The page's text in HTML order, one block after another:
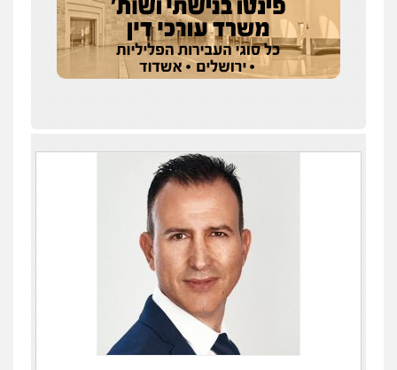
0505216700
אייל בן שושן, עורך דין פלילי
פלילי מעצרים וחקירות פשיעה חמורה
נוער רישום פלילי
0522763105
עו"ד שלומי שרון
צבאי מעצרים וחקירות